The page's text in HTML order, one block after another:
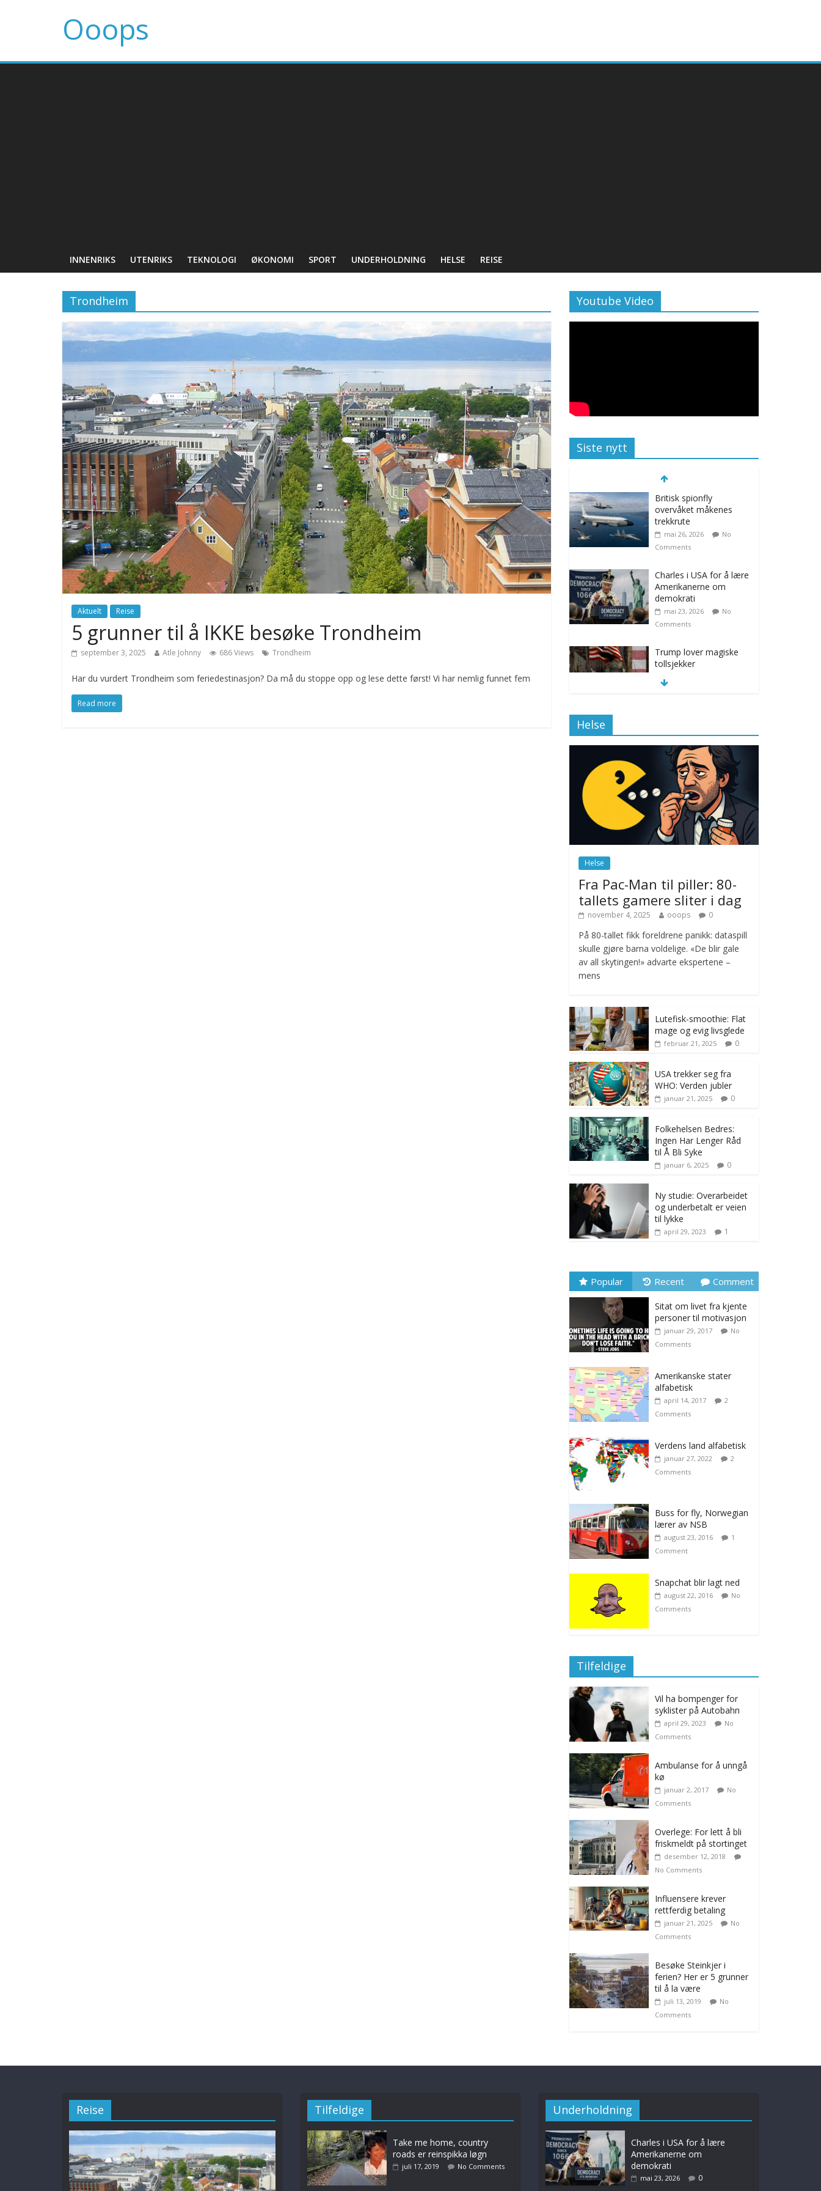
Ooops
INNENRIKS UTENRIKS TEKNOLOGI ØKONOMI SPORT UNDERHOLDNING HELSE REISE
Trondheim
Aktuelt Reise
5 grunner til å IKKE besøke Trondheim
september 3, 2025 Atle Johnny 686 Views Trondheim
Har du vurdert Trondheim som feriedestinasjon? Da må du stoppe opp og lese dette først! Vi har nemlig funnet fem
Read more
Youtube Video
Siste nytt
Britisk spionfly
overvåket måkenes
trekkrute
mai 26, 2026
No
Comments
Charles i USA for å lære
Amerikanerne om
demokrati
mai 23, 2026
No
Comments
Trump lover magiske
tollsjekker
No Comments
klimakrisen i Norge
november 12, 2025
No Comments
Drone stopper
flytrafikken i Stockholm,
ekspert mistenker MDG
november 6, 2025
No Comments
nullvisjon for nedbør
juni 23, 2026
No
Comments
Helse
Helse
Fra Pac-Man til piller: 80-
tallets gamere sliter i dag
november 4, 2025 ooops 0
På 80-tallet fikk foreldrene panikk: dataspill
skulle gjøre barna voldelige. «De blir gale
av all skytingen!» advarte ekspertene –
mens
Lutefisk-smoothie: Flat
mage og evig livsglede
februar 21, 2025 0
USA trekker seg fra
WHO: Verden jubler
januar 21, 2025 0
Folkehelsen Bedres:
Ingen Har Lenger Råd
til Å Bli Syke
januar 6, 2025 0
Ny studie: Overarbeidet
og underbetalt er veien
til lykke
april 29, 2023 1
Popular Recent Comment
Sitat om livet fra kjente
personer til motivasjon
januar 29, 2017
No
Comments
Amerikanske stater
alfabetisk
april 14, 2017
2
Comments
Verdens land alfabetisk
januar 27, 2022
2
Comments
Buss for fly, Norwegian
lærer av NSB
august 23, 2016
1
Comment
Snapchat blir lagt ned
august 22, 2016
No
Comments
Tilfeldige
Vil ha bompenger for
syklister på Autobahn
april 29, 2023
No
Comments
Ambulanse for å unngå
kø
januar 2, 2017
No
Comments
Overlege: For lett å bli
friskmeldt på stortinget
desember 12, 2018
No Comments
Influensere krever
rettferdig betaling
januar 21, 2025
No
Comments
Besøke Steinkjer i
ferien? Her er 5 grunner
til å la være
juli 13, 2019
No
Comments
Reise Tilfeldige
Take me home, country
roads er reinspikka løgn
juli 17, 2019 No Comments
Underholdning
Charles i USA for å lære
Amerikanerne om
demokrati
mai 23, 2026 0